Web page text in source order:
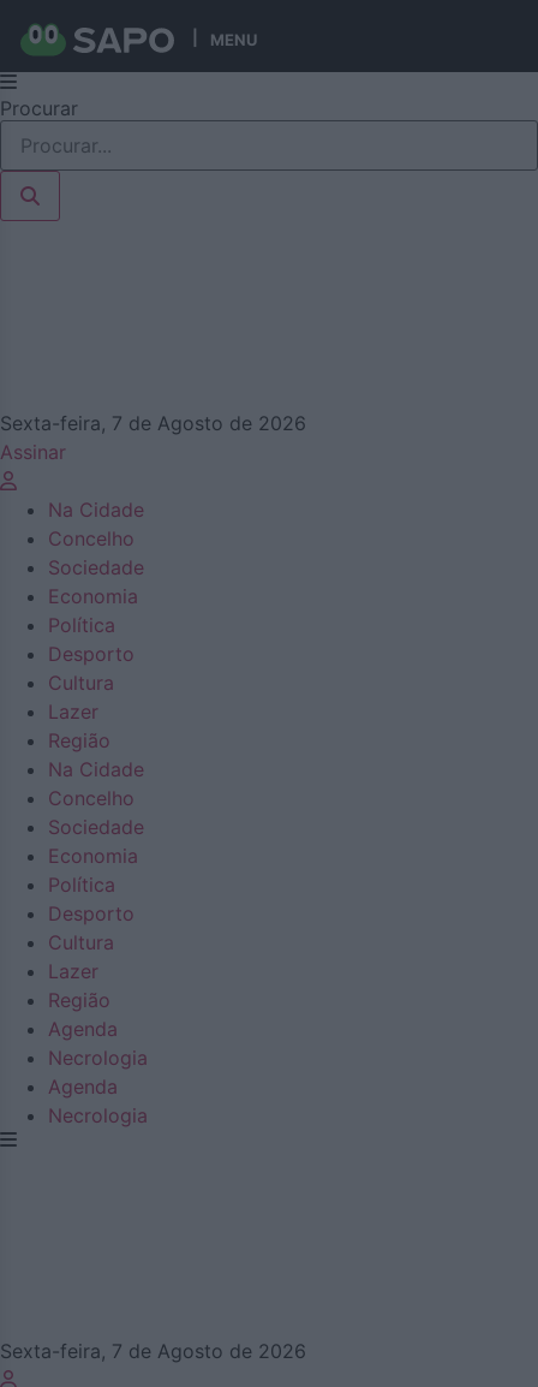
MENU
Pular
para
conteúdo
Procurar
Sexta-feira, 7 de Agosto de 2026
Assinar
Na Cidade
Concelho
Sociedade
Economia
Política
Desporto
Cultura
Lazer
Região
Na Cidade
Concelho
Sociedade
Economia
Política
Desporto
Cultura
Lazer
Região
Agenda
Necrologia
Agenda
Necrologia
Sexta-feira, 7 de Agosto de 2026